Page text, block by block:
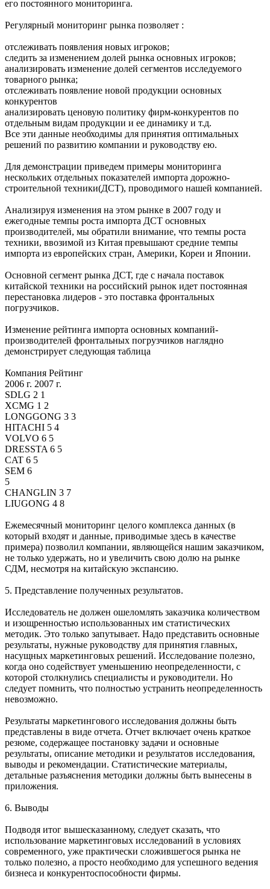
его постоянного мониторинга.
Регулярный мониторинг рынка позволяет :
отслеживать появления новых игроков;
следить за изменением долей рынка основных игроков;
анализировать изменение долей сегментов исследуемого
товарного рынка;
отслеживать появление новой продукции основных
конкурентов
анализировать ценовую политику фирм-конкурентов по
отдельным видам продукции и ее динамику и т.д.
Все эти данные необходимы для принятия оптимальных
решений по развитию компании и руководству ею.
Для демонстрации приведем примеры мониторинга
нескольких отдельных показателей импорта дорожно-
строительной техники(ДСТ), проводимого нашей компанией.
Анализируя изменения на этом рынке в 2007 году и
ежегодные темпы роста импорта ДСТ основных
производителей, мы обратили внимание, что темпы роста
техники, ввозимой из Китая превышают средние темпы
импорта из европейских стран, Америки, Кореи и Японии.
Основной сегмент рынка ДСТ, где с начала поставок
китайской техники на российский рынок идет постоянная
перестановка лидеров - это поставка фронтальных
погрузчиков.
Изменение рейтинга импорта основных компаний-
производителей фронтальных погрузчиков наглядно
демонстрирует следующая таблица
Компания Рейтинг
2006 г. 2007 г.
SDLG 2 1
XCMG 1 2
LONGGONG 3 3
HITACHI 5 4
VOLVO 6 5
DRESSTA 6 5
CAT 6 5
SEM 6
5
CHANGLIN 3 7
LIUGONG 4 8
Ежемесячный мониторинг целого комплекса данных (в
который входят и данные, приводимые здесь в качестве
примера) позволил компании, являющейся нашим заказчиком,
не только удержать, но и увеличить свою долю на рынке
СДМ, несмотря на китайскую экспансию.
5. Представление полученных результатов.
Исследователь не должен ошеломлять заказчика количеством
и изощренностью использованных им статистических
методик. Это только запутывает. Надо представить основные
результаты, нужные руководству для принятия главных,
насущных маркетинговых решений. Исследование полезно,
когда оно содействует уменьшению неопределенности, с
которой столкнулись специалисты и руководители. Но
следует помнить, что полностью устранить неопределенность
невозможно.
Результаты маркетингового исследования должны быть
представлены в виде отчета. Отчет включает очень краткое
резюме, содержащее постановку задачи и основные
результаты, описание методики и результатов исследования,
выводы и рекомендации. Статистические материалы,
детальные разъяснения методики должны быть вынесены в
приложения.
6. Выводы
Подводя итог вышесказанному, следует сказать, что
использование маркетинговых исследований в условиях
современного, уже практически сложившегося рынка не
только полезно, а просто необходимо для успешного ведения
бизнеса и конкурентоспособности фирмы.